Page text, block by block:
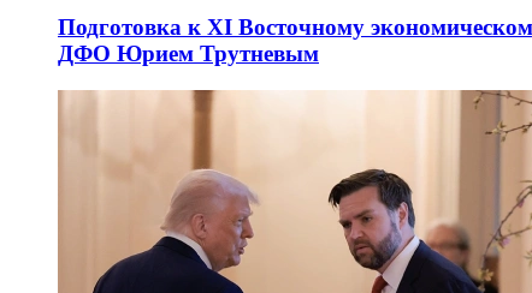
Подготовка к XI Восточному
ДФО Юрием Трутневым